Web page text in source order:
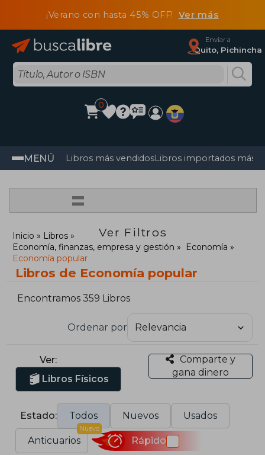
¡Verano con hasta 45% OFF! Ver más
Enviar a
Quito, Pichincha
0
MENÚ Libros más vendidosLibros importados más
=
Ver Filtros
Inicio
Libros
Economía, finanzas, empresa y gestión
Economía
Economía popular
Libros de Economía popular
Encontramos 359 Libros
Ordenar por
Ver:
Libros Físicos
Comparte y
gana dinero
Estado: Todos Nuevos Usados
Anticuarios
Nuevo
Rápido